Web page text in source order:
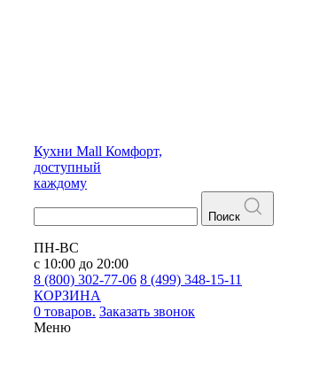
Кухни Mall Комфорт,
доступный
каждому
Поиск
ПН-ВС
с 10:00 до 20:00
8 (800) 302-77-06 8 (499) 348-15-11
КОРЗИНА
0 товаров. Заказать звонок
Меню